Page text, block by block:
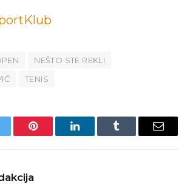
NEŠTO STE REKLI
TENIS
Pinterest LinkedInTumblr Email